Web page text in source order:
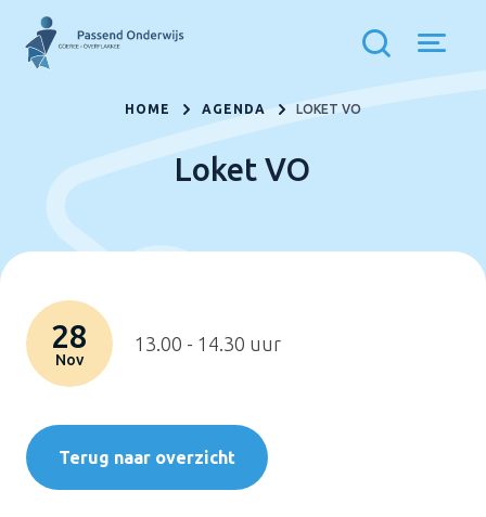
HOME AGENDA LOKET VO
Loket VO
28
Nov
13.00 - 14.30 uur
Terug naar overzicht